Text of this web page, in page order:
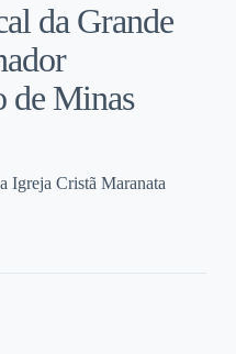
da Grande
de Minas
Igreja Cristã Maranata